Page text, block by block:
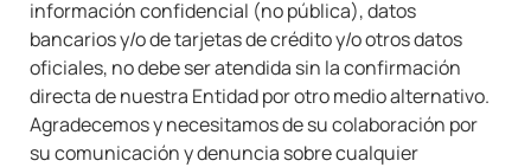
información confidencial (no pública), datos
bancarios y/o de tarjetas de crédito y/o otros datos
oficiales, no debe ser atendida sin la confirmación
directa de nuestra Entidad por otro medio alternativo.
Agradecemos y necesitamos de su colaboración por
su comunicación y denuncia sobre cualquier